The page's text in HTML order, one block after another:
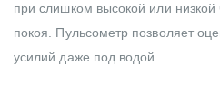
при слишком высокой или низкой
покоя. Пульсометр позволяет
усилий даже под водой.